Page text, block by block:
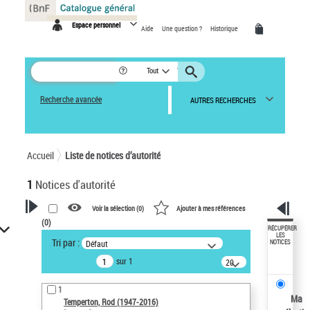
Espace personnel Aide Une question ? Historique
Tout
Recherche avancée AUTRES RECHERCHES
Accueil Liste de notices d’autorité
1 Notices d'autorité
VOTRE RECHERCHE
Recherche avancée dans les
notices d’autorité
Œuvres liées à l'auteur :
Temperton, Rod (1947-2016)
Voir la sélection (0) Ajouter à mes références
(0)
Tri par : Défaut
sur 1
20
résultats/page
1
Temperton, Rod (1947-2016)
RÉCUPÉRER
LES
NOTICES
Ma
Panneau de gestion des cookies